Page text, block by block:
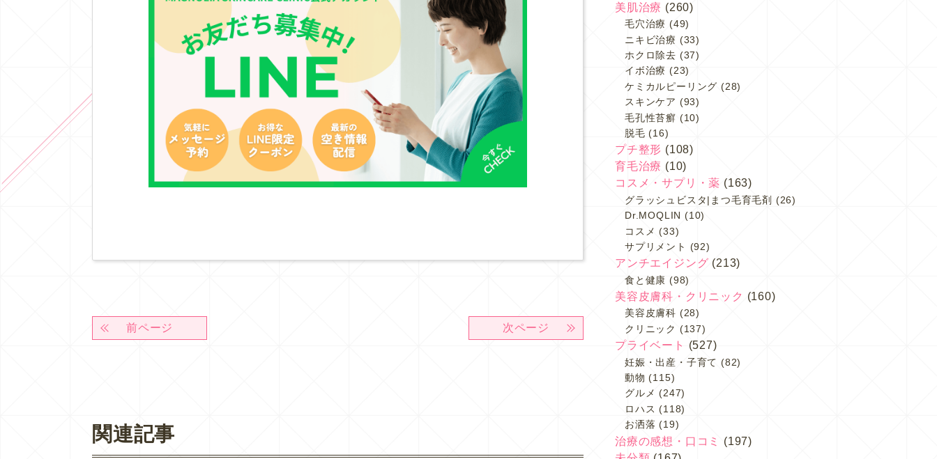
前ページ 次ページ
関連記事
美肌治療 (260)
毛穴治療 (49)
ニキビ治療 (33)
ホクロ除去 (37)
イボ治療 (23)
ケミカルピーリング (28)
スキンケア (93)
毛孔性苔癬 (10)
脱毛 (16)
プチ整形 (108)
育毛治療 (10)
コスメ・サプリ・薬 (163)
グラッシュビスタ|まつ毛育毛剤
(26)
Dr.MOQLIN (10)
コスメ (33)
サプリメント
(92)
アンチエイジング (213)
食と健康 (98)
美容皮膚科・クリニック (160)
美容皮膚科 (28)
クリニック (137)
プライベート (527)
妊娠・出産・子育て (82)
動物 (115)
グルメ (247)
ロハス (118)
お洒落 (19)
治療の感想・口コミ
(197)